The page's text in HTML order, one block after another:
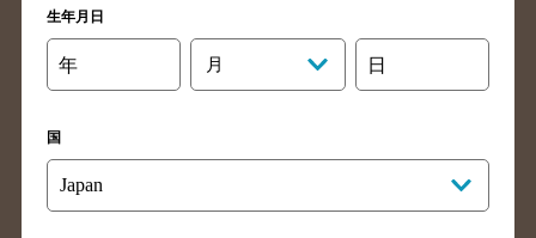
大阪府のバー検索
京都府のバー検索
広島県のバー検索
山口県のバー検索
鳥取県のバー検索
生年月日
年 月 日
国